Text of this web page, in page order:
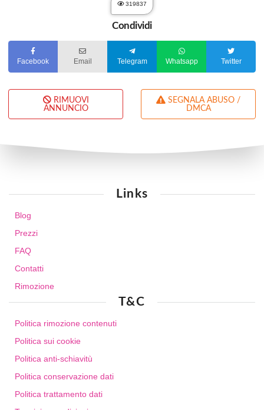
319837
Condividi
Facebook Email Telegram Whatsapp Twitter
RIMUOVI
ANNUNCIO
DMCA
Links
Blog
Prezzi
FAQ
Contatti
Rimozione
T&C
Politica rimozione contenuti
Politica sui cookie
Politica anti-schiavitù
Politica conservazione dati
Politica trattamento dati